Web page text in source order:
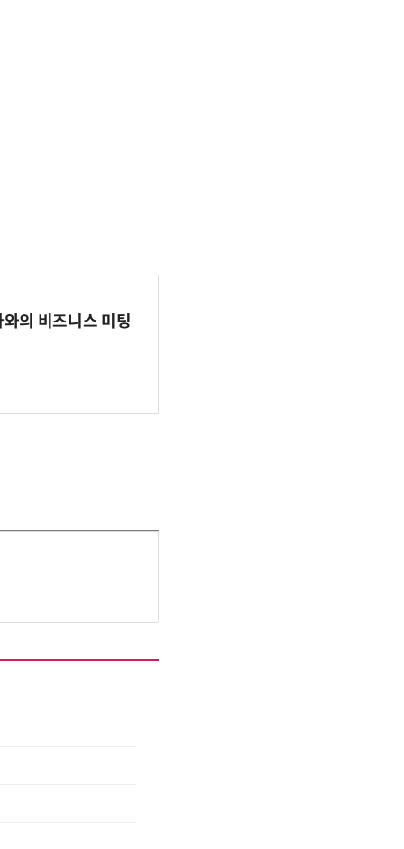
의 비즈니스 미팅